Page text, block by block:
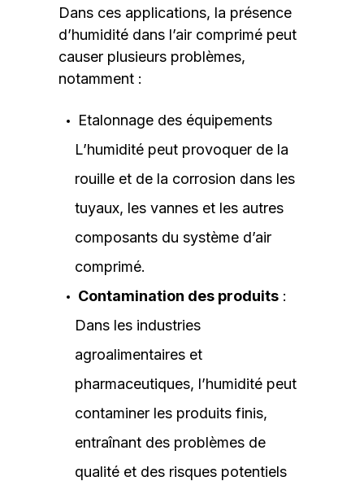
Dans ces applications, la présence
d’humidité dans l’air comprimé peut
causer plusieurs problèmes,
notamment :
Etalonnage des équipements
L’humidité peut provoquer de la
rouille et de la corrosion dans les
tuyaux, les vannes et les autres
composants du système d’air
comprimé.
Contamination des produits :
Dans les industries
agroalimentaires et
pharmaceutiques, l’humidité peut
contaminer les produits finis,
entraînant des problèmes de
qualité et des risques potentiels